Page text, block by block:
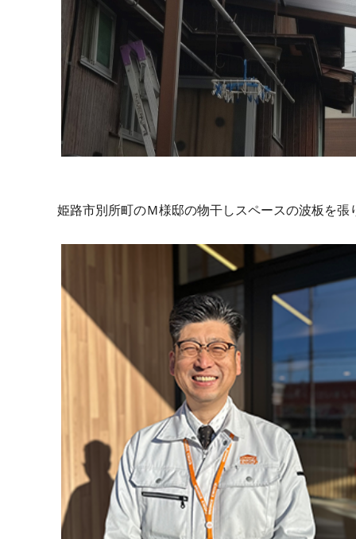
姫路市別所町のＭ様邸の物干しスペースの波板を張